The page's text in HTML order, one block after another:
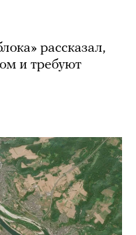
рассказал,
и требуют